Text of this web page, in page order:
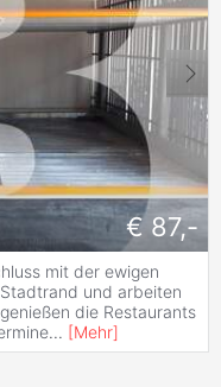
€ 87,-
mit der ewigen
und arbeiten
die Restaurants
... [Mehr]